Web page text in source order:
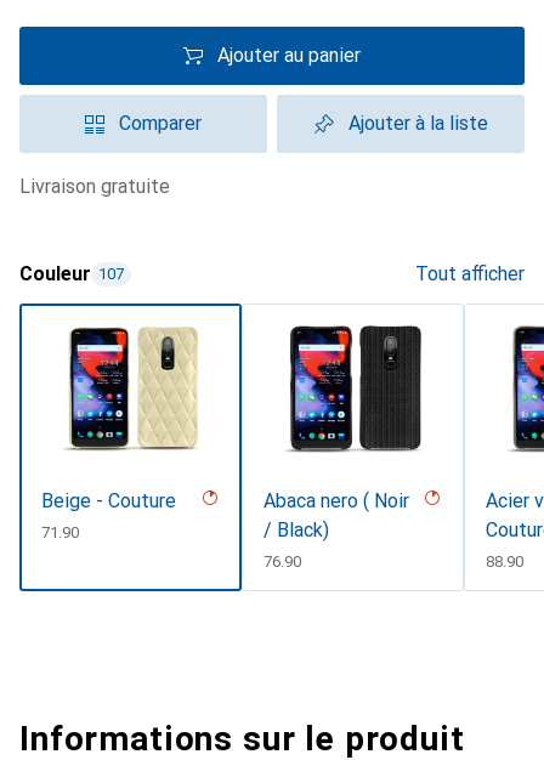
Ajouter au panier
Comparer Ajouter à la liste
livraison gratuite
Couleur 107 Tout afficher
Beige - Couture
CHF
71.90
Abaca nero ( Noir
/ Black)
CHF
76.90
Acier
CHF
88.90
Informations sur le produit